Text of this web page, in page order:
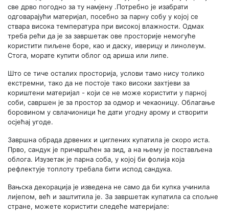
све дрво погодно за ту намјену .Потребно је изабрати
одговарајући материјал, посебно за парну собу у којој се
ствара висока температура при високој влажности. Одмах
треба рећи да је за завршетак ове просторије немогуће
користити пиљене боре, као и даску, иверицу и линолеум.
Стога, морате купити облог од ариша или липе.
Што се тиче осталих просторија, услови тамо нису толико
екстремни, тако да не постоје тако високи захтјеви за
кориштени материјал - који се не може користити у парној
соби, савршен је за простор за одмор и чекаоницу. Облагање
боровином у свлачионици ће дати угодну арому и створити
осјећај угоде.
Завршна обрада дрвених и циглених купатила је скоро иста.
Прво, сандук је причвршћен за зид, а на њему је постављена
облога. Изузетак је парна соба, у којој би фолија која
рефлектује топлоту требала бити испод сандука.
Вањска декорација је изведена не само да би купка учинила
лијепом, већ и заштитила је. За завршетак купатила са спољне
стране, можете користити следеће материјале: